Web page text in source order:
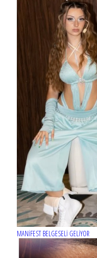
MERCAN KÖŞK dizisinin afişi hazır
MANİFEST BELGESELİ GELİYOR